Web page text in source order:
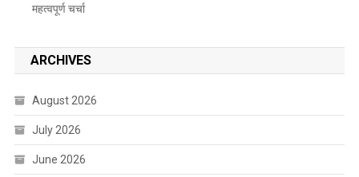
महत्वपूर्ण चर्चा
ARCHIVES
August 2026
July 2026
June 2026